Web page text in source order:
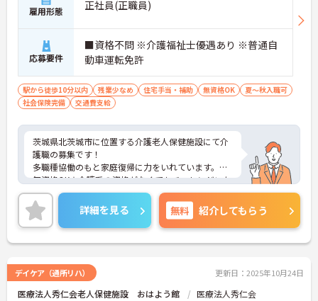
雇用形態 正社員(正職員)
応募要件
■資格不問 ※介護福祉士優遇あり ※普通自
動車運転免許
駅から徒歩10分以内 残業少なめ 住宅手当・補助 無資格OK
夏～秋入職可
社会保険完備
交通費支給
茨城県北茨城市に位置する介護老人保健施設にて介
護職の募集です！
多職種協働のもと家庭復帰に力をいれています。
無資格OK★介護系の資格がなくてもチャレンジいた
だけます。
夜勤手当も1回9,000円と、高水準になります。
住宅手当の支給含め、各種手当も充実しております
ので、長期的な就業をしやすい環境です。
ご興味ある方には、面接対策ポイントなど、さらに
い！
詳細を見る 無料 紹介してもらう
デイケア（通所リハ） 更新日：2025年10月24日
医療法人秀仁会老人保健施設 おはよう館 医療法人秀仁会